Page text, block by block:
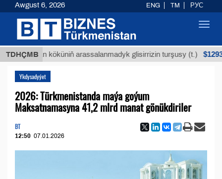
TDHÇMB
köküniň arassalanmadyk glisirrizin turşusy (t.) $12935,18
Ykdysadyýet
2026: Türkmenistanda maýa goýum
Maksatnamasyna 41,2 mlrd manat gönükdiriler
BT
12:50 07.01.2026
Awgust 6, 2026 ENG TM РУС